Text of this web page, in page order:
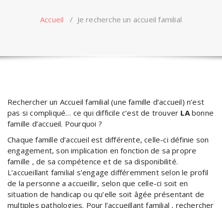
Accueil / Je recherche un accueil familial
Rechercher un Accueil familial (une famille d’accueil) n’est
pas si compliqué… ce qui difficile c’est de trouver LAbonne
famille d’accueil. Pourquoi ?
Chaque famille d’accueil est différente, celle-ci définie son
engagement, son implication en fonction de sa propre
famille , de sa compétence et de sa disponibilité.
L’accueillant familial s’engage différemment selon le profil
de la personne a accueillir, selon que celle-ci soit en
situation de handicap ou qu’elle soit âgée présentant de
multiples pathologies. Pour l’accueillant familial , rechercher